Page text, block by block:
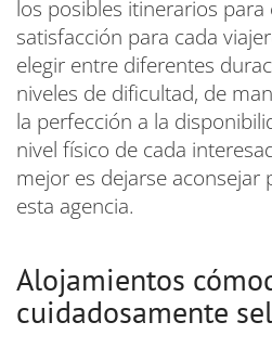
los posibles itinerarios
satisfacción para cada
elegir entre diferentes
niveles de dificultad, de
la perfección a la
nivel físico de cada
mejor es dejarse aconsejar
esta agencia.
Alojamientos
cuidadosamente